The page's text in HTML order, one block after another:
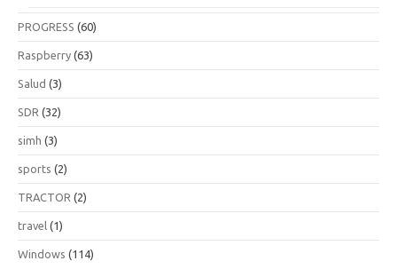
PROGRESS (60)
Raspberry (63)
Salud (3)
SDR (32)
simh (3)
sports (2)
TRACTOR (2)
travel (1)
Windows (114)